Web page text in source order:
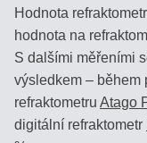
Hodnota
hodnota na
S dalšími měřeními
výsledkem – během
refraktometru Atago
digitální refraktometr
DIGITÁLNÍ
REFRAKTOMETRY
DIGITÁLNÍ
REFRAKTOMETRY
MISCO